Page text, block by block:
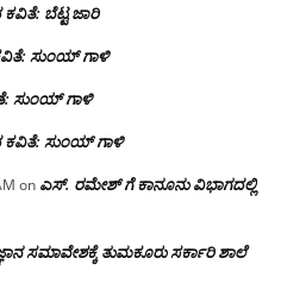
ಕವಿತೆ: ಬೆಟ್ಟ ಜಾರಿ
ಸುಂಯ್ ಗಾಳಿ
ಸುಂಯ್ ಗಾಳಿ
ಕವಿತೆ: ಸುಂಯ್ ಗಾಳಿ
on ಎಸ್. ರಮೇಶ್ ಗೆ ಕಾನೂನು ವಿಭಾಗದಲ್ಲಿ
ಸಮಾವೇಶಕ್ಕೆ‌ ತುಮಕೂರು ಸರ್ಕಾರಿ ಶಾಲೆ